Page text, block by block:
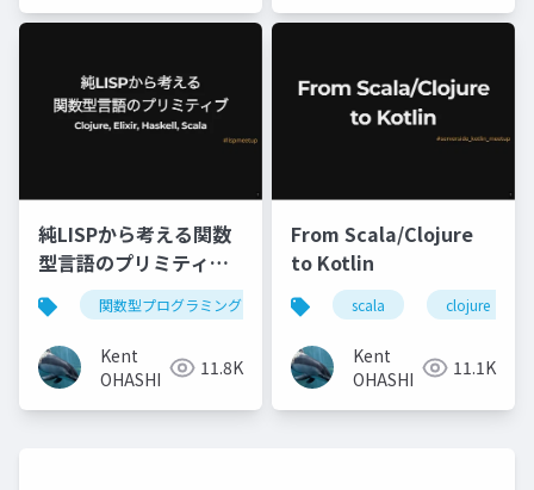
純LISPから考える関数
型言語のプリミティブ:
Clojure, Elixir,
Haskell, Scala
関数型プログラミング lisp clojure
Kent
OHASHI
11.8K
From Scala/Clojure
to Kotlin
scala clojure
Kent
OHASHI
11.1K